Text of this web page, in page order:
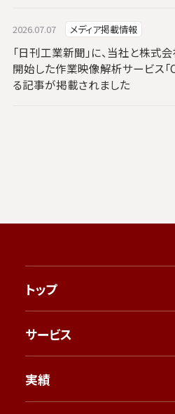
2026.07.07 メディア掲載情報
「日刊工業新聞」に、当社と株式
開始した作業映像解析サービス「
る記事が掲載されました
トップ
サービス
実績